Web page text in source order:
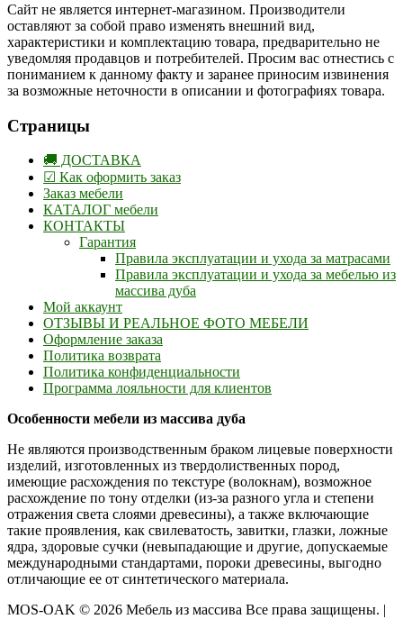
Сайт не является интернет-магазином. Производители
оставляют за собой право изменять внешний вид,
характеристики и комплектацию товара, предварительно не
уведомляя продавцов и потребителей. Просим вас отнестись с
пониманием к данному факту и заранее приносим извинения
за возможные неточности в описании и фотографиях товара.
Страницы
🚚 ДОСТАВКА
☑ Как оформить заказ
Заказ мебели
КАТАЛОГ мебели
КОНТАКТЫ
Гарантия
Правила эксплуатации и ухода за матрасами
Правила эксплуатации и ухода за мебелью из
массива дуба
Мой аккаунт
ОТЗЫВЫ И РЕАЛЬНОЕ ФОТО МЕБЕЛИ
Оформление заказа
Политика возврата
Политика конфиденциальности
Программа лояльности для клиентов
Особенности мебели из массива дуба
Не являются производственным браком лицевые поверхности
изделий, изготовленных из твердолиственных пород,
имеющие расхождения по текстуре (волокнам), возможное
расхождение по тону отделки (из-за разного угла и степени
отражения света слоями древесины), а также включающие
такие проявления, как свилеватость, завитки, глазки, ложные
ядра, здоровые сучки (невыпадающие и другие, допускаемые
международными стандартами, пороки древесины, выгодно
отличающие ее от синтетического материала.
MOS-OAK © 2026 Мебель из массива Все права защищены. |